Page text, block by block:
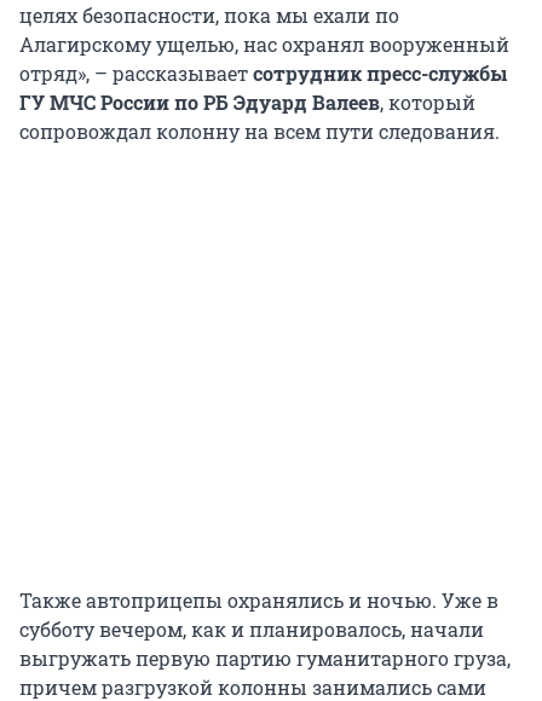
целях безопасности, пока мы ехали по
Алагирскому ущелью, нас охранял вооруженный
отряд», – рассказываетсотрудник пресс-службы
ГУ МЧС России по РБ Эдуард Валеев,который
сопровождал колонну на всем пути следования.
Также автоприцепы охранялись и ночью. Уже в
субботу вечером, как и планировалось, начали
выгружать первую партию гуманитарного груза,
причем разгрузкой колонны занимались сами